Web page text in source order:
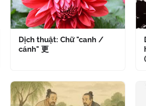
Dịch thuật: Chữ "canh /
cánh" 更